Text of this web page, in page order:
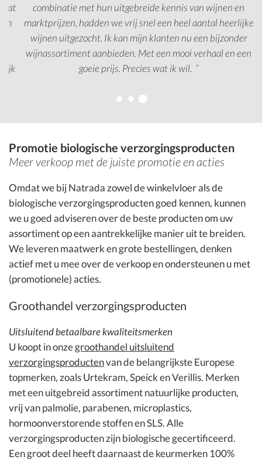
combinatie met hun uitgebreide kennis van wijnen en
marktprijzen, hadden we vrij snel een heel aantal heerlijke
wijnen uitgezocht. Ik kan mijn klanten nu een bijzonder
wijnassortiment aanbieden. Met een mooi verhaal en een
goeie prijs. Precies wat ik wil. ”
Promotie biologische verzorgingsproducten
Meer verkoop met de juiste promotie en acties
Omdat we bij Natrada zowel de winkelvloer als de
biologische verzorgingsproducten goed kennen, kunnen
we u goed adviseren over de beste producten om uw
assortiment op een aantrekkelijke manier uit te breiden.
We leveren maatwerk en grote bestellingen, denken
actief met u mee over de verkoop en ondersteunen u met
(promotionele) acties.
Groothandel verzorgingsproducten
Uitsluitend betaalbare kwaliteitsmerken
U koopt in onzegroothandel uitsluitend
verzorgingsproductenvan de belangrijkste Europese
topmerken, zoals Urtekram, Speick en Verillis. Merken
met een uitgebreid assortiment natuurlijke producten,
vrij van palmolie, parabenen, microplastics,
hormoonverstorende stoffen en SLS. Alle
verzorgingsproducten zijn biologische gecertificeerd.
Een groot deel heeft daarnaast de keurmerken 100%